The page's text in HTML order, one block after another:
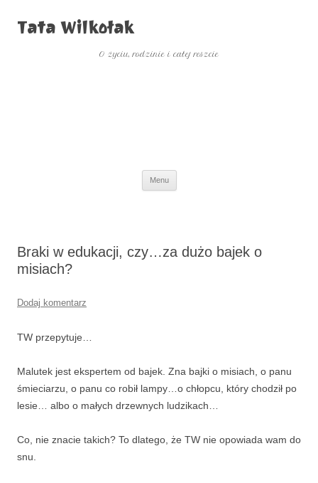
Tata Wilkołak
O życiu, rodzinie i całej reszcie
Menu
Braki w edukacji, czy…za dużo bajek o
misiach?
Dodaj komentarz
TW przepytuje…
Malutek jest ekspertem od bajek. Zna bajki o misiach, o panu
śmieciarzu, o panu co robił lampy…o chłopcu, który chodził po
lesie… albo o małych drzewnych ludzikach…
Co, nie znacie takich? To dlatego, że TW nie opowiada wam do
snu.